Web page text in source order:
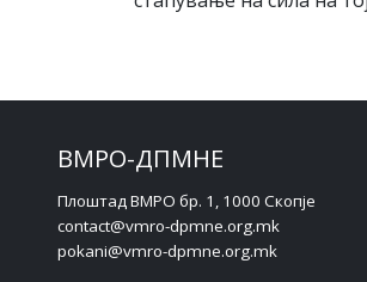
ВМРО-ДПМНЕ
Плоштад ВМРО бр. 1, 1000 Скопје
contact@vmro-dpmne.org.mk
pokani@vmro-dpmne.org.mk